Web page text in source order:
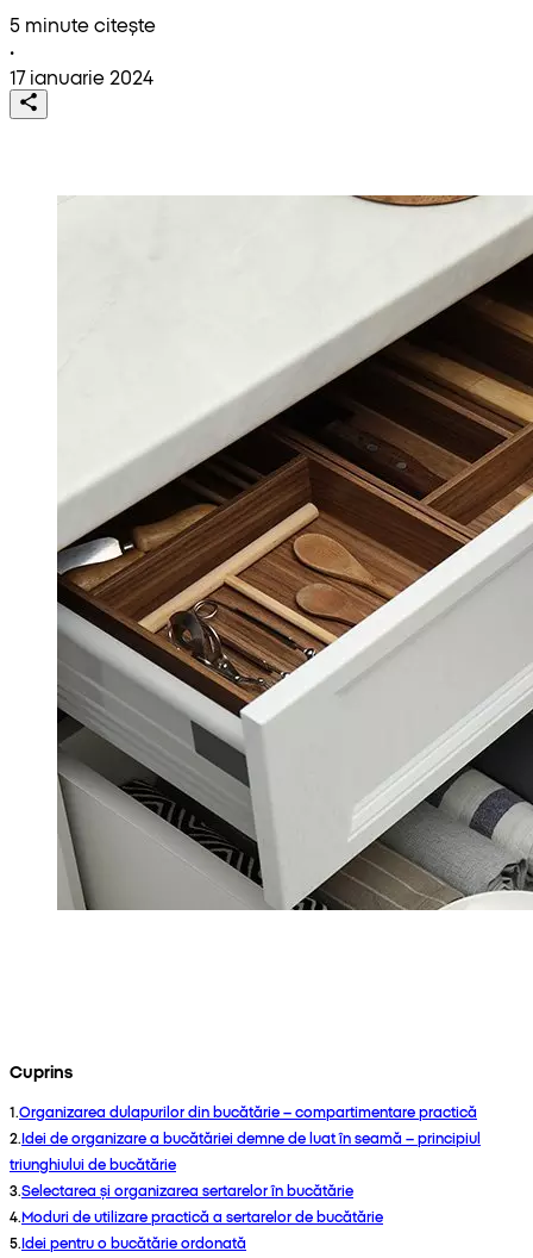
5 minute citește
•
17 ianuarie 2024
Cuprins
1.Organizarea dulapurilor din bucătărie – compartimentare practică
2.Idei de organizare a bucătăriei demne de luat în seamă – principiul
triunghiului de bucătărie
3.Selectarea și organizarea sertarelor în bucătărie
4.Moduri de utilizare practică a sertarelor de bucătărie
5.Idei pentru o bucătărie ordonată